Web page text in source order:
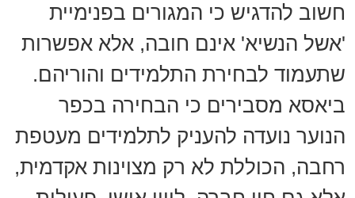
חשוב להדגיש כי המגורים בפנימיית
'אשל הנשיא' אינם חובה, אלא אפשרות
שתעמוד לבחירת התלמידים והוריהם.
ביאסא מסבירים כי הבחירה בכפר
הנוער נועדה להעניק לתלמידים מעטפת
רחבה, הכוללת לא רק מצוינות אקדמית,